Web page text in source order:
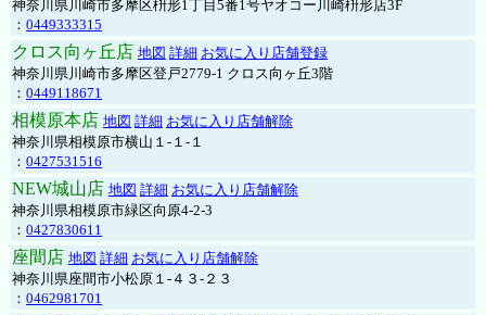
神奈川県川崎市多摩区枡形1丁目5番1号ヤオコー川崎枡形店3F
： 0449333315
クロス向ヶ丘店 地図 詳細 お気に入り店舗登録
神奈川県川崎市多摩区登戸2779-1 クロス向ヶ丘3階
： 0449118671
相模原本店 地図 詳細 お気に入り店舗解除
神奈川県相模原市横山１-１-１
： 0427531516
NEW城山店 地図 詳細 お気に入り店舗解除
神奈川県相模原市緑区向原4-2-3
： 0427830611
座間店 地図 詳細 お気に入り店舗解除
神奈川県座間市小松原１-４３-２３
： 0462981701